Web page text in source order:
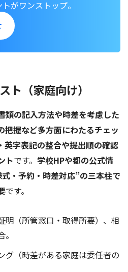
がワンストップ。
ト（家庭向け）
類の記入方法や時差を考慮した
把握など多方面にわたるチェッ
英字表記の整合や提出順の確認
トです。 学校HPや都の公式情
・予約・時差対応”の三本柱で
です。
明（所管窓口・取得所要）、相
。
グ（時差がある家庭は委任者の